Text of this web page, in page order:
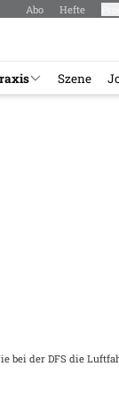
Abo Hefte
Szene
bei der DFS die